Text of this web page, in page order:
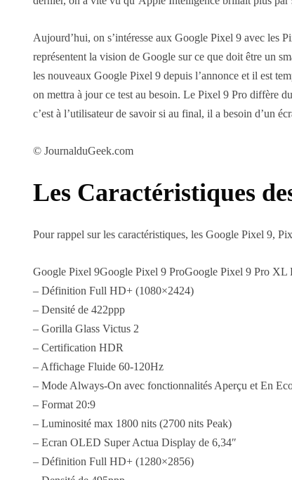
Aujourd’hui, on s’intéresse aux Google Pixel 9 avec les
représentent la vision de Google sur ce que doit être un
les nouveaux Google Pixel 9 depuis l’annonce et il est
on mettra à jour ce test au besoin. Le Pixel 9 Pro diffère
c’est à l’utilisateur de savoir si au final, il a besoin d’un
© JournalduGeek.com
Les Caractéristiques
Pour rappel sur les caractéristiques, les Google Pixel 9,
Google Pixel 9Google Pixel 9 ProGoogle Pixel 9 Pro
– Définition Full HD+ (1080×2424)
– Densité de 422ppp
– Gorilla Glass Victus 2
– Certification HDR
– Affichage Fluide 60-120Hz
– Mode Always-On avec fonctionnalités Aperçu et En
– Format 20:9
– Luminosité max 1800 nits (2700 nits Peak)
– Ecran OLED Super Actua Display de 6,34″
– Définition Full HD+ (1280×2856)